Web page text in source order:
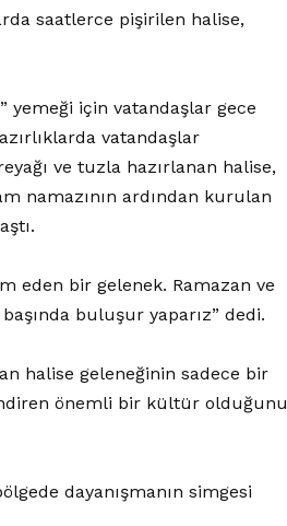
saatlerce pişirilen halise,
yemeği için vatandaşlar gece
vatandaşlar
ve tuzla hazırlanan halise,
namazının ardından kurulan
eden bir gelenek. Ramazan ve
buluşur yaparız” dedi.
halise geleneğinin sadece bir
önemli bir kültür olduğunu
dayanışmanın simgesi